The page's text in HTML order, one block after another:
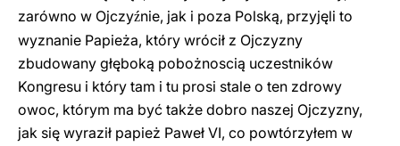
zarówno w Ojczyźnie, jak i poza Polską, przyjęli to
wyznanie Papieża, który wrócił z Ojczyzny
zbudowany głęboką pobożnoscią uczestników
Kongresu i który tam i tu prosi stale o ten zdrowy
owoc, którym ma być także dobro naszej Ojczyzny,
jak się wyraził papież Paweł VI, co powtórzyłem w